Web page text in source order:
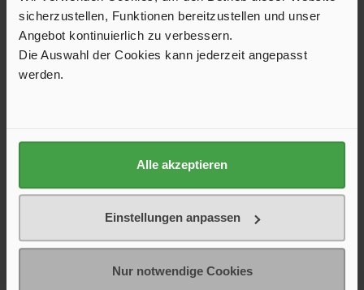
sicherzustellen, Funktionen bereitzustellen und unser
Angebot kontinuierlich zu verbessern.
Die Auswahl der Cookies kann jederzeit angepasst
werden.
Alle akzeptieren
Einstellungen anpassen
Nur notwendige Cookies
129,00 €*
In den Warenkorb